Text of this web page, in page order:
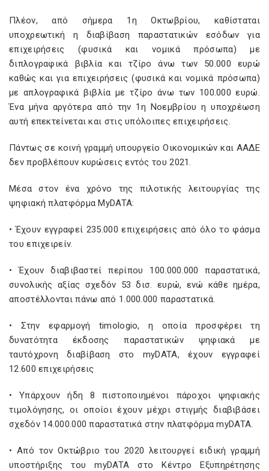
Πλέον, από σήμερα 1η Οκτωβρίου, καθίσταται
υποχρεωτική η διαβίβαση παραστατικών εσόδων για
επιχειρήσεις (φυσικά και νομικά πρόσωπα) με
διπλογραφικά βιβλία και τζίρο άνω των 50.000 ευρώ
καθώς και για επιχειρήσεις (φυσικά και νομικά πρόσωπα)
με απλογραφικά βιβλία με τζίρο άνω των 100.000 ευρώ.
Ένα μήνα αργότερα από την 1η Νοεμβρίου η υποχρέωση
αυτή επεκτείνεται και στις υπόλοιπες επιχειρήσεις.
Πάντως σε κοινή γραμμή υπουργείο Οικονομικών και ΑΑΔΕ
δεν προβλέπουν κυρώσεις εντός του 2021.
Mέσα στον ένα χρόνο της πιλοτικής λειτουργίας της
ψηφιακή πλατφόρμα MyDATA:
• Έχουν εγγραφεί 235.000 επιχειρήσεις από όλο το φάσμα
του επιχειρείν.
• Έχουν διαβιβαστεί περίπου 100.000.000 παραστατικά,
συνολικής αξίας σχεδόν 53 δισ. ευρώ, ενώ κάθε ημέρα,
αποστέλλονται πάνω από 1.000.000 παραστατικά.
• Στην εφαρμογή timologio, η οποία προσφέρει τη
δυνατότητα έκδοσης παραστατικών ψηφιακά με
ταυτόχρονη διαβίβαση στο myDATA, έχουν εγγραφεί
12.600 επιχειρήσεις
• Υπάρχουν ήδη 8 πιστοποιημένοι πάροχοι ψηφιακής
τιμολόγησης, οι οποίοι έχουν μέχρι στιγμής διαβιβάσει
σχεδόν 14.000.000 παραστατικά στην πλατφόρμα myDATA.
• Από τον Οκτώβριο του 2020 λειτουργεί ειδική γραμμή
υποστήριξης του myDATA στο Κέντρο Εξυπηρέτησης